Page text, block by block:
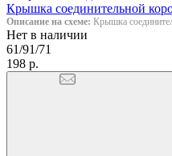
Крышка соединительной
Описание на схеме: Крышка
Нет в наличии
61/91/71
198 р.